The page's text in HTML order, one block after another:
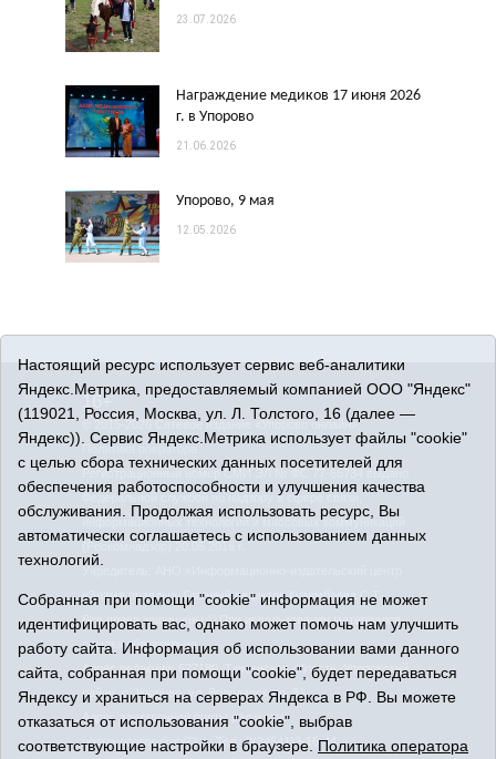
23.07.2026
Награждение медиков 17 июня 2026
г. в Упорово
21.06.2026
Упорово, 9 мая
12.05.2026
16+
© 2015-2026 Сетевое издание «Упорово онлайн».
Политика оператора
Регистрационный номер СМИ ЭЛ № ФС 77-65734 выдано
Федеральной службой по надзору в сфере связи,
информационных технологий и массовых коммуникаций
«Знамя правды». Главный редактор Кузембаева С.Т.
Все права защищены © При использовании материалов
ссылка обязательна
Адрес редакции: 627180, Тюменская область, Упоровский
район, с. Упорово, ул. Володарского, 31
Адрес электронной почты редакции:
uporovoonline@obl72.ruТел.: 8(34541)3-16-44
Настоящий ресурс использует сервис веб-аналитики
Яндекс.Метрика, предоставляемый компанией ООО "Яндекс"
(119021, Россия, Москва, ул. Л. Толстого, 16 (далее —
Яндекс)). Сервис Яндекс.Метрика использует файлы "cookie"
с целью сбора технических данных посетителей для
обеспечения работоспособности и улучшения качества
обслуживания. Продолжая использовать ресурс, Вы
автоматически соглашаетесь с использованием данных
технологий.
Собранная при помощи "cookie" информация не может
идентифицировать вас, однако может помочь нам улучшить
работу сайта. Информация об использовании вами данного
сайта, собранная при помощи "cookie", будет передаваться
Яндексу и храниться на серверах Яндекса в РФ. Вы можете
отказаться от использования "cookie", выбрав
соответствующие настройки в браузере. Политика оператора